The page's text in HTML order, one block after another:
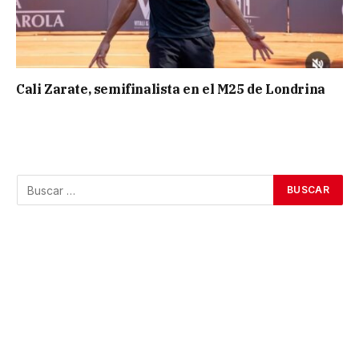
Cali Zarate, semifinalista en el M25 de Londrina